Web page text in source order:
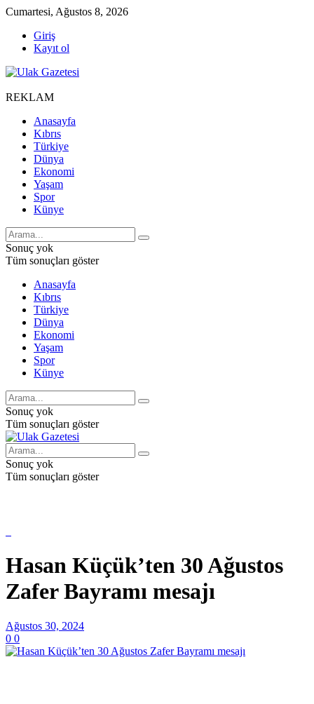
Cumartesi, Ağustos 8, 2026
Giriş
Kayıt ol
REKLAM
Anasayfa
Kıbrıs
Türkiye
Dünya
Ekonomi
Yaşam
Spor
Künye
Sonuç yok
Tüm sonuçları göster
Anasayfa
Kıbrıs
Türkiye
Dünya
Ekonomi
Yaşam
Spor
Künye
Sonuç yok
Tüm sonuçları göster
Sonuç yok
Tüm sonuçları göster
Hasan Küçük’ten 30 Ağustos
Zafer Bayramı mesajı
Ağustos 30, 2024
0 0